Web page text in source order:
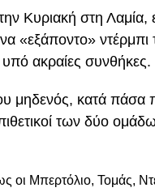
Κυριακή στη
«εξάποντο»
ακραίες συνθήκες.
μηδενός, κατά πάσα
των δύο
Μπερτόλιο, Τομάς,